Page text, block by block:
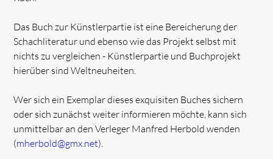
Das Buch zur Künstlerpartie ist eine Bereicherung der
Schachliteratur und ebenso wie das Projekt selbst mit
nichts zu vergleichen - Künstlerpartie und Buchprojekt
hierüber sind Weltneuheiten.
Wer sich ein Exemplar dieses exquisiten Buches sichern
oder sich zunächst weiter informieren möchte, kann sich
unmittelbar an den Verleger Manfred Herbold wenden
(mherbold@gmx.net).